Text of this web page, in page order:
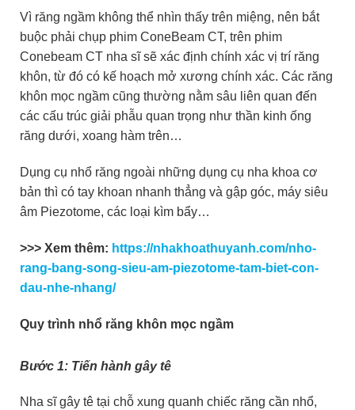
Vì răng ngầm không thể nhìn thấy trên miệng, nên bắt
buộc phải chụp phim ConeBeam CT, trên phim
Conebeam CT nha sĩ sẽ xác định chính xác vị trí răng
khôn, từ đó có kế hoạch mở xương chính xác. Các răng
khôn mọc ngầm cũng thường nằm sâu liên quan đến
các cấu trúc giải phẫu quan trọng như thần kinh ống
răng dưới, xoang hàm trên…
Dụng cụ nhổ răng ngoài những dụng cụ nha khoa cơ
bản thì có tay khoan nhanh thẳng và gập góc, máy siêu
âm Piezotome, các loại kìm bẩy…
>>> Xem thêm: https://nhakhoathuyanh.com/nho-
rang-bang-song-sieu-am-piezotome-tam-biet-con-
dau-nhe-nhang/
Quy trình nhổ răng khôn mọc ngầm
Bước 1: Tiến hành gây tê
Nha sĩ gây tê tại chỗ xung quanh chiếc răng cần nhổ,